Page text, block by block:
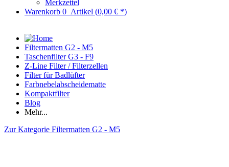
Merkzettel
Warenkorb 0 Artikel (0,00 € *)
Filtermatten G2 - M5
Taschenfilter G3 - F9
Z-Line Filter / Filterzellen
Filter für Badlüfter
Farbnebelabscheidematte
Kompaktfilter
Blog
Mehr...
Zur Kategorie Filtermatten G2 - M5